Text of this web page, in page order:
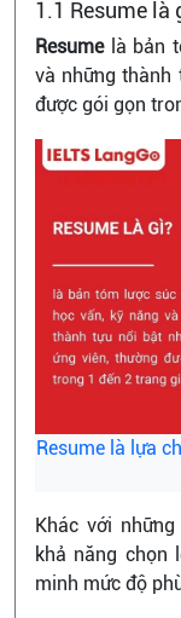
1.1 Resume là
Resumelà bản
và những thành
được gói gọn
Resume là lựa
Khác với
khả năng chọn
minh mức độ